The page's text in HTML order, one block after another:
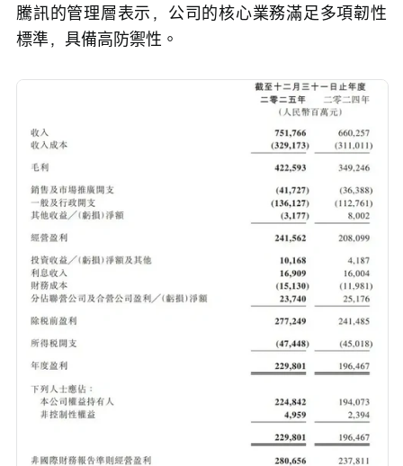
騰訊的管理層表示，公司的核心業務滿足多項韌性
標準，具備高防禦性。